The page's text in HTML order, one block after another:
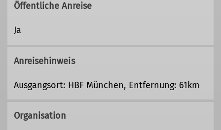
Öffentliche Anreise
Ja
Anreisehinweis
Ausgangsort: HBF München, Entfernung: 61km
Organisation